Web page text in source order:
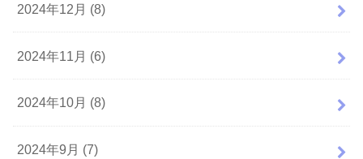
2024年12月 (8)
2024年11月 (6)
2024年10月 (8)
2024年9月 (7)